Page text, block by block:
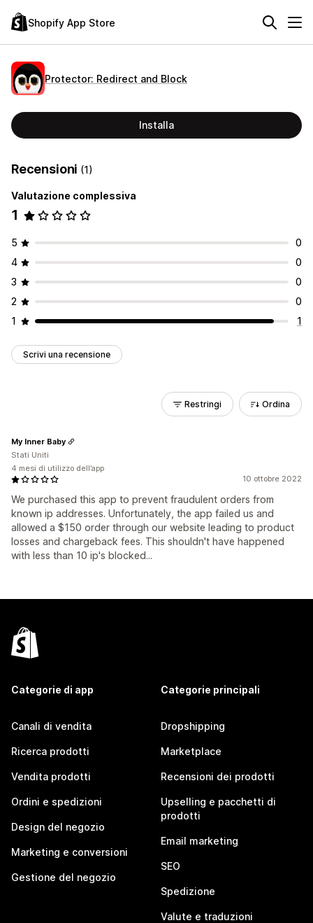
Shopify App Store
Protector: Redirect and Block
Installa
Recensioni (1)
Valutazione complessiva
1
5
0
4
0
3
0
2
0
1
1
Scrivi una recensione
Restringi Ordina
10 ottobre 2022
We purchased this app to prevent fraudulent orders from
known ip addresses. Unfortunately, the app failed us and
allowed a $150 order through our website leading to product
losses and chargeback fees. This shouldn't have happened
with less than 10 ip's blocked...
My Inner Baby
Stati Uniti
4 mesi di utilizzo dell’app
Categorie di app
Canali di vendita
Ricerca prodotti
Vendita prodotti
Ordini e spedizioni
Design del negozio
Marketing e conversioni
Gestione del negozio
Categorie principali
Dropshipping
Marketplace
Recensioni dei prodotti
Upselling e pacchetti di
prodotti
Email marketing
SEO
Spedizione
Valute e traduzioni